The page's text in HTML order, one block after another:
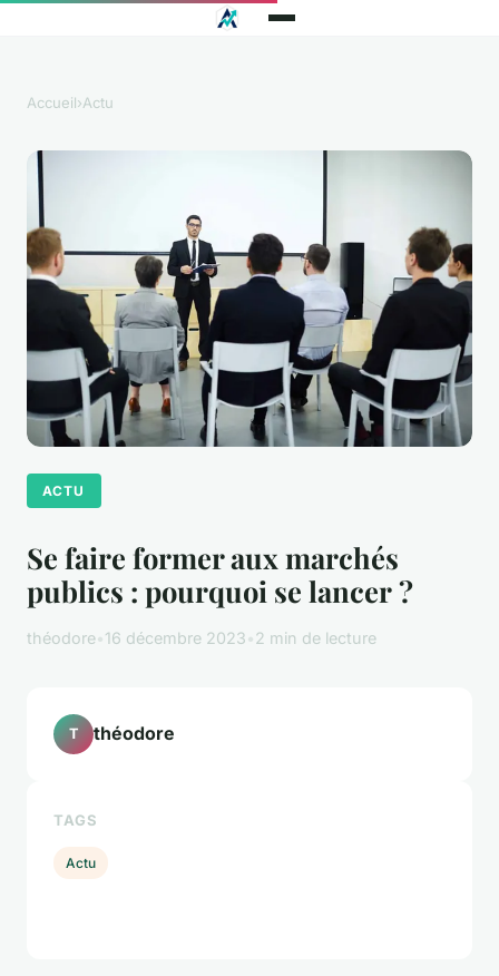
Accueil›Actu
ACTU
Se faire former aux marchés
publics : pourquoi se lancer ?
théodore•16 décembre 2023•2 min de lecture
T théodore
TAGS
Actu